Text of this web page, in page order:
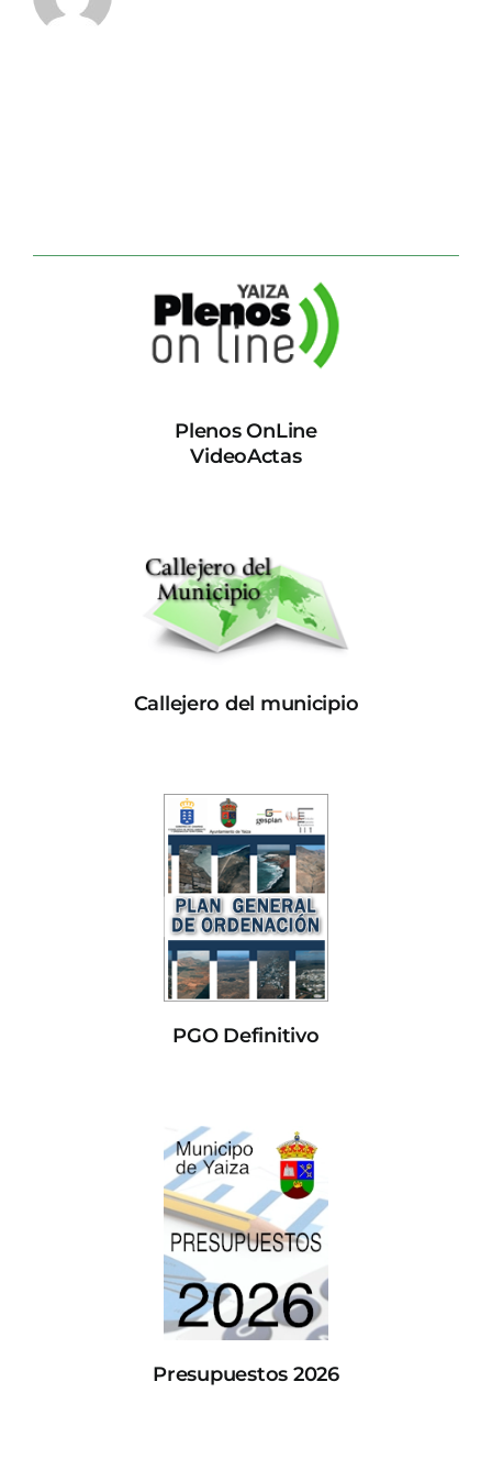
Plenos OnLine
VideoActas
Callejero del municipio
PGO Definitivo
Presupuestos 2026